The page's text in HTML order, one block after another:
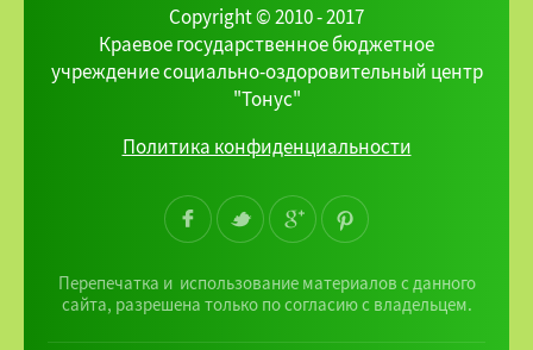
Copyright © 2010 - 2017
Краевое государственное бюджетное
учреждение социально-оздоровительный центр
"Тонус"
Политика конфиденциальности
Перепечатка и использование материалов с данного
сайта, разрешена только по согласию с владельцем.